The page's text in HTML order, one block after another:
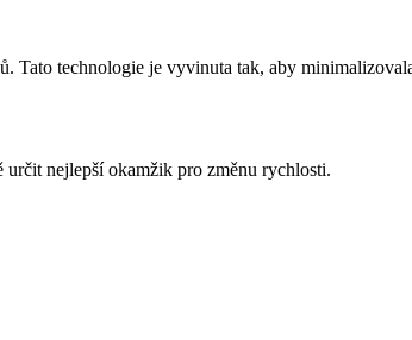
Tato technologie je vyvinuta tak, aby
nejlepší okamžik pro změnu rychlosti.